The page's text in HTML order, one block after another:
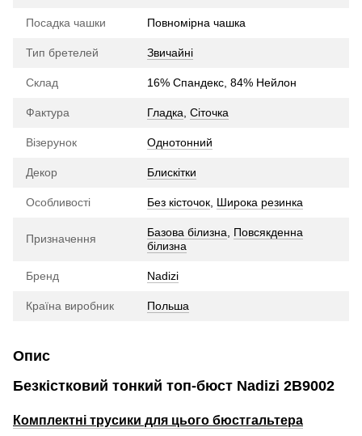
Посадка чашки Повномірна чашка
Тип бретелей Звичайні
Склад 16% Спандекс, 84% Нейлон
Фактура Гладка Сіточка
Візерунок Однотонний
Декор Блискітки
Особливості Без кісточок Широка резинка
Призначення Базова білизна
Повсякденна
білизна
Бренд Nadizi
Країна виробник Польша
Опис
Безкістковий тонкий топ-бюст Nadizi 2B9002
Комплектні трусики для цього бюстгальтера